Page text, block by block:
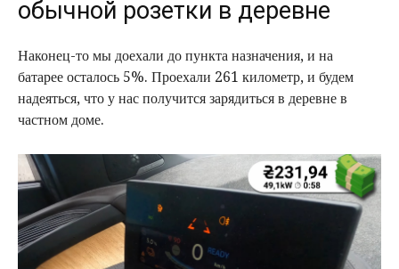
обычной розетки в деревне
Наконец-то мы доехали до пункта назначения, и на
батарее осталось 5%. Проехали 261 километр, и будем
надеяться, что у нас получится зарядиться в деревне в
частном доме.